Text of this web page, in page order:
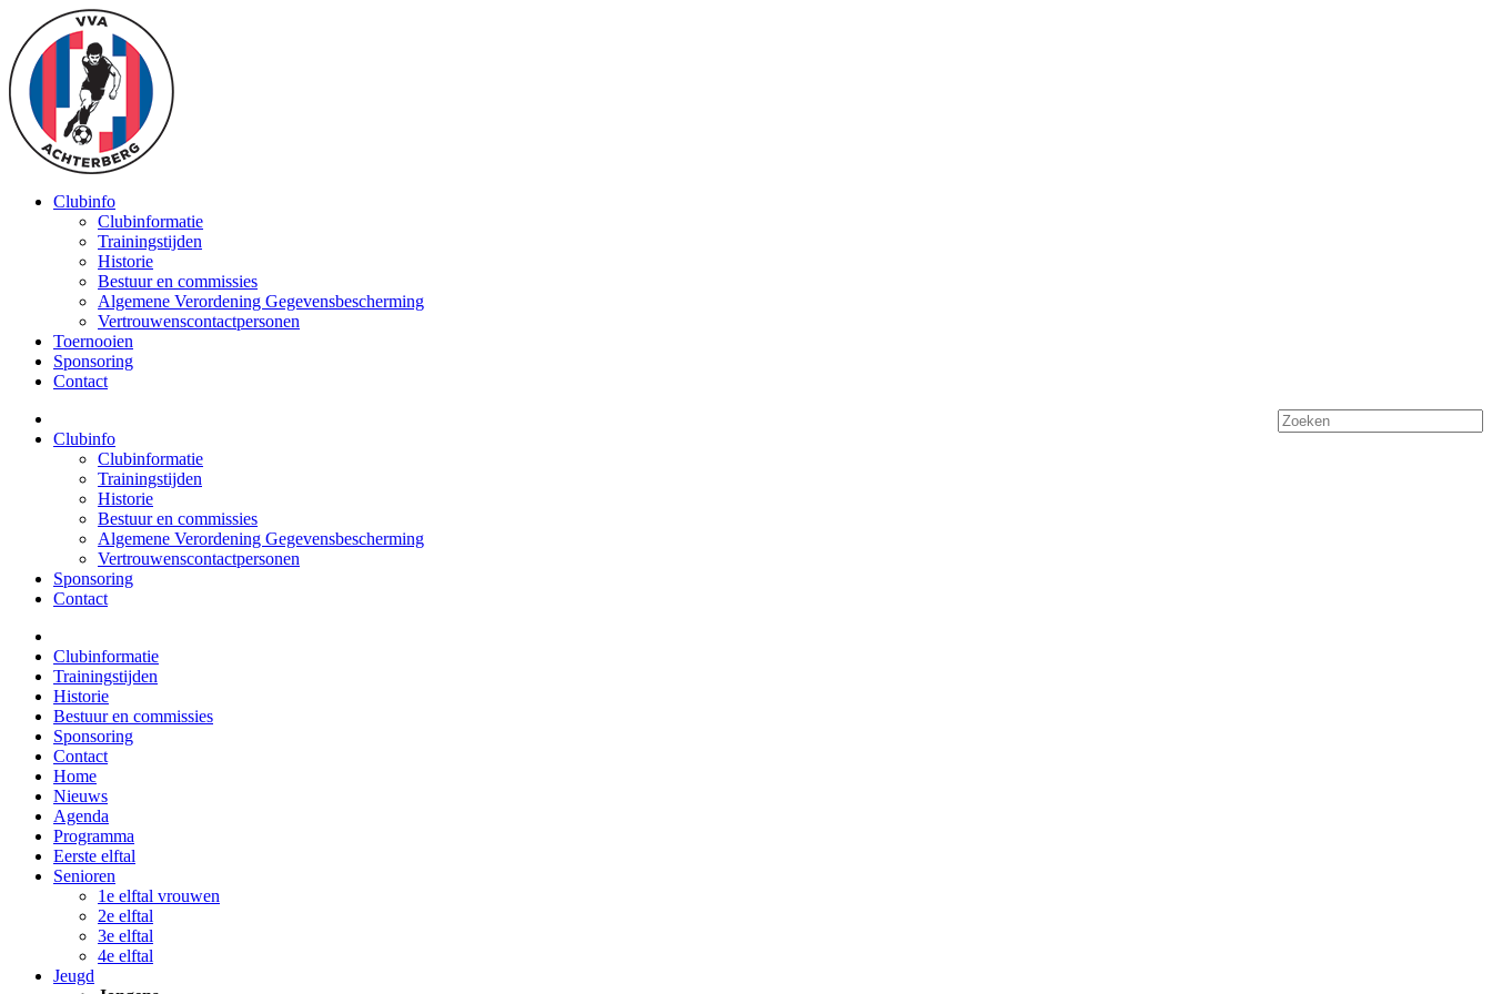
Clubinfo
Clubinformatie
Trainingstijden
Historie
Bestuur en commissies
Algemene Verordening Gegevensbescherming
Vertrouwenscontactpersonen
Toernooien
Sponsoring
Contact
Clubinfo
Clubinformatie
Trainingstijden
Historie
Bestuur en commissies
Algemene Verordening Gegevensbescherming
Vertrouwenscontactpersonen
Sponsoring
Contact
Clubinformatie
Trainingstijden
Historie
Bestuur en commissies
Sponsoring
Contact
Home
Nieuws
Agenda
Programma
Eerste elftal
Senioren
1e elftal vrouwen
2e elftal
3e elftal
4e elftal
Jeugd